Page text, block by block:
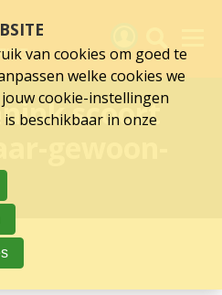
scoort
gewoon-
Activiteiten
Nieuws
Verslagen
Sluit je aan
Over UCK
van cookies om goed te
welke cookies we
cookie-instellingen
beschikbaar in onze